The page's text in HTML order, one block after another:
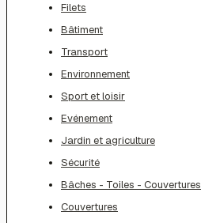
Filets
Bâtiment
Transport
Environnement
Sport et loisir
Evénement
Jardin et agriculture
Sécurité
Bâches - Toiles - Couvertures
Couvertures